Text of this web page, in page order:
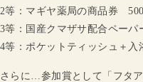
2等：マギヤ薬局の商品券
3等：国産クマザサ配合ペーパ
4等：ポケットティッシュ＋入
さらに…参加賞として「フタ